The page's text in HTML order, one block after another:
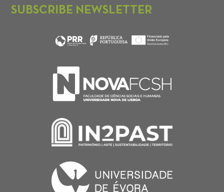
SUBSCRIBE NEWSLETTER